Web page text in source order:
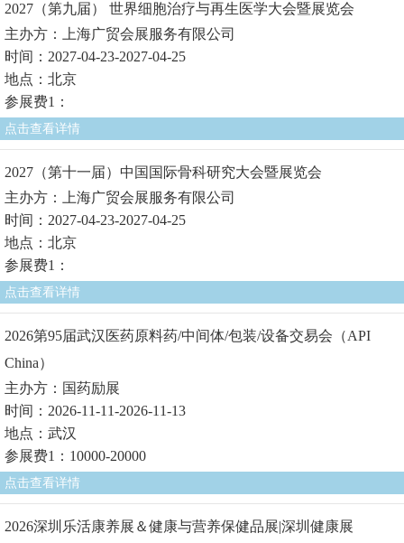
2027（第九届） 世界细胞治疗与再生医学大会暨展览会
主办方：上海广贸会展服务有限公司
时间：2027-04-23-2027-04-25
地点：北京
参展费1：
点击查看详情
2027（第十一届）中国国际骨科研究大会暨展览会
主办方：上海广贸会展服务有限公司
时间：2027-04-23-2027-04-25
地点：北京
参展费1：
点击查看详情
2026第95届武汉医药原料药/中间体/包装/设备交易会（API
China）
主办方：国药励展
时间：2026-11-11-2026-11-13
地点：武汉
参展费1：10000-20000
点击查看详情
2026深圳乐活康养展＆健康与营养保健品展|深圳健康展